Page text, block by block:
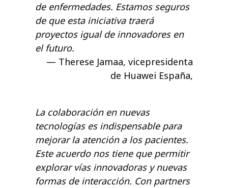
de enfermedades. Estamos seguros
de que esta iniciativa traerá
proyectos igual de innovadores en
el futuro.
Therese Jamaa, vicepresidenta
de Huawei España,
La colaboración en nuevas
tecnologías es indispensable para
mejorar la atención a los pacientes.
Este acuerdo nos tiene que permitir
explorar vías innovadoras y nuevas
formas de interacción. Con partners